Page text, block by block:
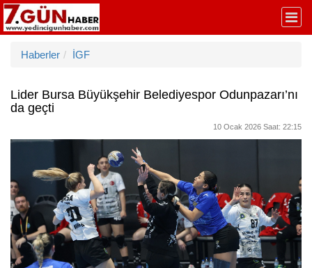
Haberler İGF
Lider Bursa Büyükşehir Belediyespor Odunpazarı’nı
da geçti
10 Ocak 2026 Saat: 22:15